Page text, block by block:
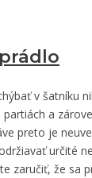
v šatníku
a
preto je
určité
zaručiť, že sa